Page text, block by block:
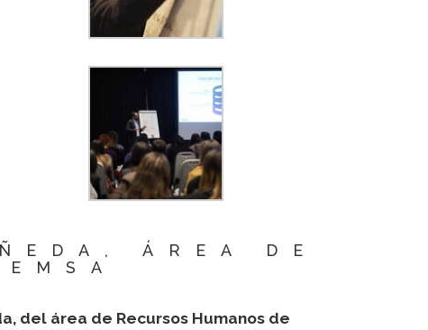
ÁREA DE
del área de Recursos Humanos de